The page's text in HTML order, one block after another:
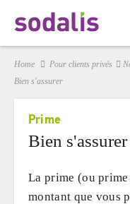
Home Pour clients privés
Bien s'assurer
Prime
Bien s'assurer
La prime (ou
montant que vous